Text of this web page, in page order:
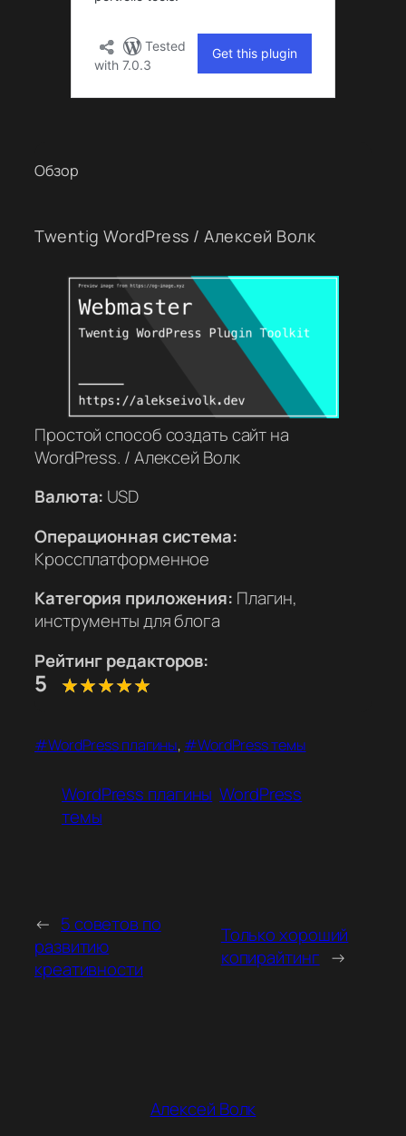
Обзор
Twentig WordPress / Алексей Волк
Простой способ создать сайт на
WordPress. / Алексей Волк
Валюта: USD
Операционная система:
Кроссплатформенное
Категория приложения: Плагин,
инструменты для блога
Рейтинг редакторов:
5
WordPress плагины, WordPress темы
WordPress плагины WordPress
темы
← 5 советов по
развитию
креативности
Только хороший
копирайтинг →
Алексей Волк